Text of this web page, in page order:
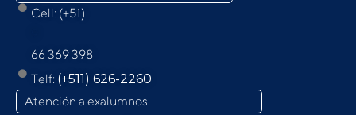
Cell: (+51)
66 369 398
Telf: (+511) 626-2260
Atención a exalumnos